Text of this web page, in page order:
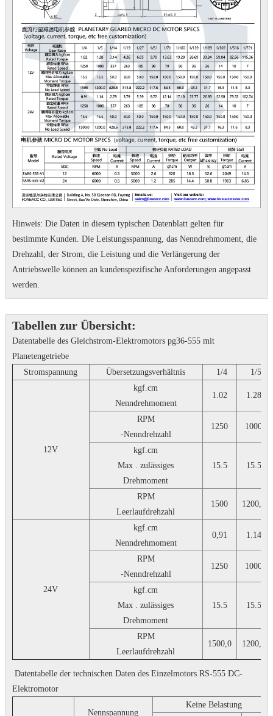
Hinweis: Die Daten in diesem typischen Datenblatt gelten für
bestimmte Kunden. Die Leistungsspannung, das Nenndrehmoment, die
Drehzahl, der Strom, die Leistung und die Verlängerung der
Antriebswelle können an kundenspezifische Anforderungen angepasst
werden.
Tabellen zur Übersicht:
Datentabelle des Gleichstrom-Elektromotors pg36-555 mit
Planetengetriebe
Stromspannung
Übersetzungsverhältnis 1/4 1/5
12V
kgf.cm
Nenndrehmoment
1.02 1.28
RPM
-Nenndrehzahl
1250 1000
kgf.cm
Max . zulässiges
Drehmoment
15.5 15.5
RPM
Leerlaufdrehzahl
1500 1200,0
24V
kgf.cm
Nenndrehmoment
0,91 1.14
RPM
-Nenndrehzahl
1250 1000
kgf.cm
Max . zulässiges
Drehmoment
15.5 15.5
RPM
Leerlaufdrehzahl
1500,0 1200,0
Datentabelle der technischen Daten des Einzelmotors RS-555 DC-
Elektromotor
Nennspannung
Keine Belastung